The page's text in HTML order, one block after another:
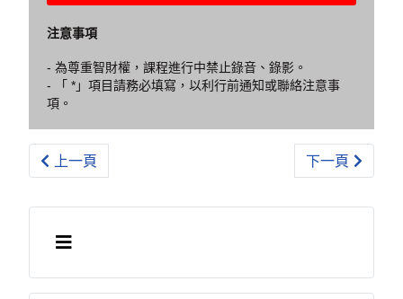
注意事項
- 為尊重智財權，課程進行中禁止錄音、錄影。
- 「 *」項目請務必填寫，以利行前通知或聯絡注意事
項。
上一篇文章: [線上] 系統性創新技術師證照考試
上一頁 下一篇文章:
下一頁